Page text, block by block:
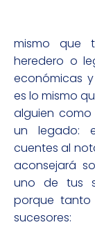
mismo que
heredero o
económicas
es lo mismo
alguien
un legado:
cuentes al
aconsejará
uno de tus
porque tanto
sucesores: